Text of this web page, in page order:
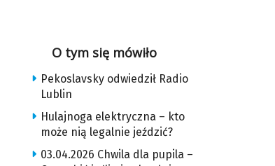
O tym się mówiło
Pekoslavsky odwiedził Radio
Lublin
Hulajnoga elektryczna – kto
może nią legalnie jeździć?
03.04.2026 Chwila dla pupila –